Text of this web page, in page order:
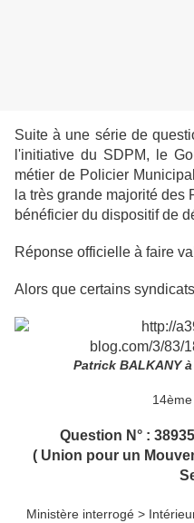
Suite à une série de
l'initiative du SDPM, le
métier de Policier
la très grande majorité
bénéficier du dispositif de
Réponse officielle à faire
Alors que certains
Patrick BALKANY
Question N° :
( Union pour un
Ministère interrogé >